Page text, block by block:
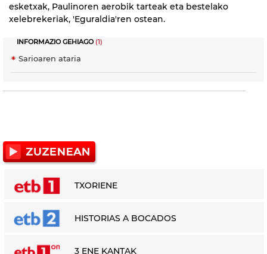
esketxak, Paulinoren aerobik tarteak eta bestelako
xelebrekeriak, 'Eguraldia'ren ostean.
INFORMAZIO GEHIAGO(1)
Sarioaren ataria
TXORIENE
HISTORIAS A BOCADOS
3 ENE KANTAK